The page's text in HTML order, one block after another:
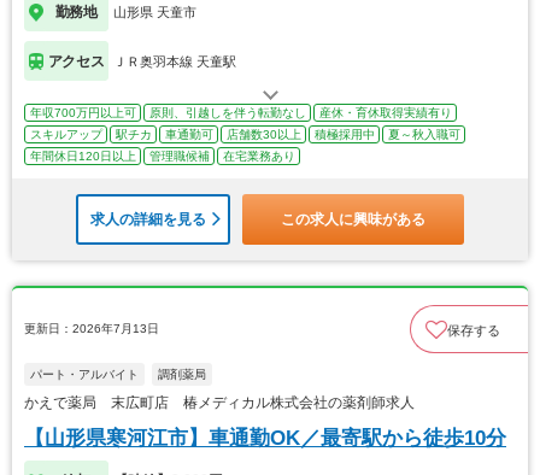
勤務地 山形県 天童市
アクセス ＪＲ奥羽本線 天童駅
年収700万円以上可 原則、引越しを伴う転勤なし
産休・育休取得実績有り
スキルアップ
駅チカ 車通勤可 店舗数30以上 積極採用中
夏～秋入職可
年間休日120日以上
管理職候補 在宅業務あり
求人の詳細を見る この求人に興味がある
更新日：2026年7月13日 保存する
パート・アルバイト 調剤薬局
かえで薬局 末広町店 椿メディカル株式会社の薬剤師求人
【山形県寒河江市】車通勤OK／最寄駅から徒歩10分